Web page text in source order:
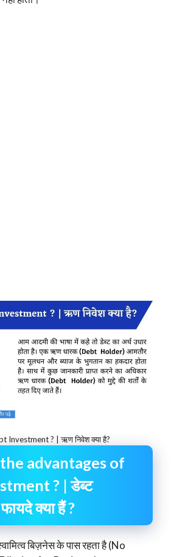
Investment ? | ऋण निवेश क्या है?
advantages of
? | डेब्ट
क्या हैं ?
स्वामित्व बिज़नेस के पास रहता है (No